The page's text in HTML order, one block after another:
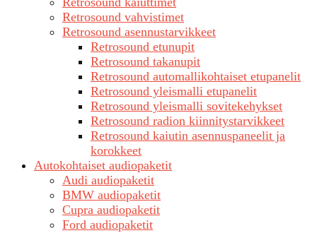
Retrosound vahvistimet
Retrosound asennustarvikkeet
Retrosound etunupit
Retrosound takanupit
Retrosound automallikohtaiset etupanelit
Retrosound yleismalli etupanelit
Retrosound yleismalli sovitekehykset
Retrosound radion kiinnitystarvikkeet
Retrosound kaiutin asennuspaneelit ja
korokkeet
Autokohtaiset audiopaketit
Audi audiopaketit
BMW audiopaketit
Cupra audiopaketit
Ford audiopaketit